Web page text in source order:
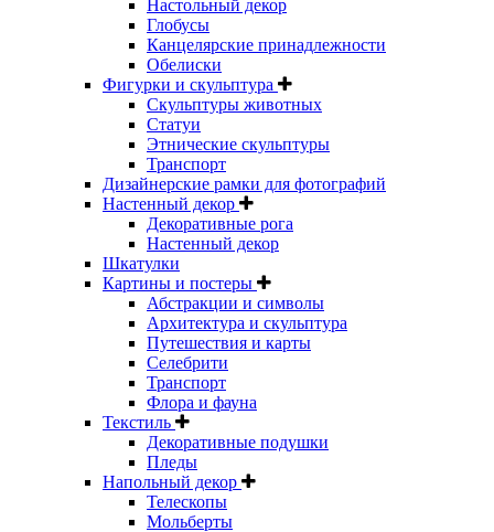
Настольный декор
Глобусы
Канцелярские принадлежности
Обелиски
Фигурки и скульптура
Скульптуры животных
Статуи
Этнические скульптуры
Транспорт
Дизайнерские рамки для фотографий
Настенный декор
Декоративные рога
Настенный декор
Шкатулки
Картины и постеры
Абстракции и символы
Архитектура и скульптура
Путешествия и карты
Селебрити
Транспорт
Флора и фауна
Текстиль
Декоративные подушки
Пледы
Напольный декор
Телескопы
Мольберты